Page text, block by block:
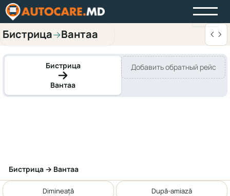
Бистрица→Вантаа
Бистрица
Вантаа
Добавить обратный рейс
Бистрица → Вантаа
Dimineață După-amiază